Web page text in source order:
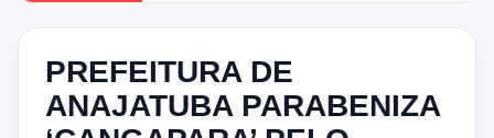
PREFEITURA DE
ANAJATUBA PARABENIZA